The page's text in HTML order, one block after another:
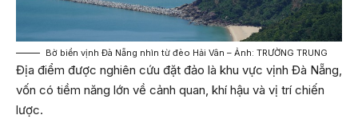
Bờ biển vịnh Đà Nẵng nhìn từ đèo Hải Vân – Ảnh: TRƯỜNG TRUNG
Địa điểm được nghiên cứu đặt đảo là khu vực vịnh Đà Nẵng,
vốn có tiềm năng lớn về cảnh quan, khí hậu và vị trí chiến
lược.